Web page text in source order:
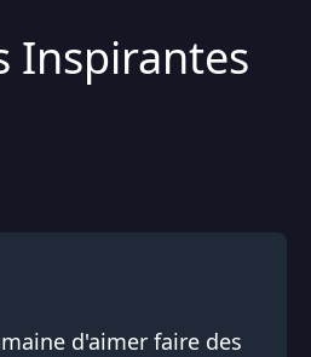
Inspirantes
d'aimer faire des